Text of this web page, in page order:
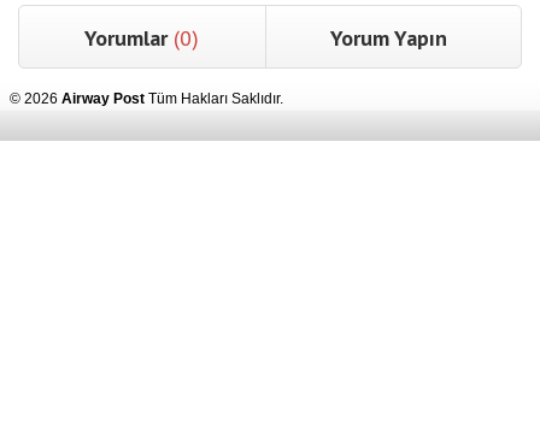
Yorumlar (0) Yorum Yapın
© 2026 Airway Post Tüm Hakları Saklıdır.